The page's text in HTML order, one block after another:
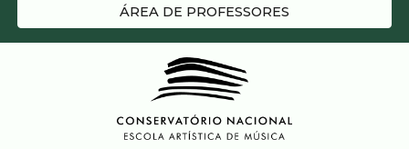
ÁREA DE PROFESSORES